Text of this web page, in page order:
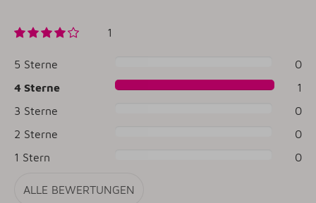
1
5 Sterne
0
4 Sterne
1
3 Sterne
0
2 Sterne
0
1 Stern
0
ALLE BEWERTUNGEN